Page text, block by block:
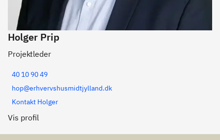
Holger Prip
Projektleder
40 10 90 49
hop@erhvervshusmidtjylland.dk
Kontakt Holger
Vis profil